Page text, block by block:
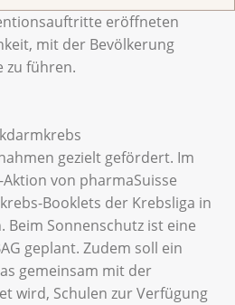
eröffneten
mit der Bevölkerung
zu führen.
gezielt gefördert. Im
von pharmaSuisse
Booklets der Krebsliga in
Beim Sonnenschutz ist eine
geplant. Zudem soll ein
gemeinsam mit der
wird, Schulen zur Verfügung